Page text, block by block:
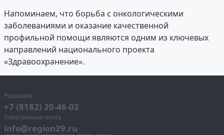
Напоминаем, что борьба с онкологическими
заболеваниями и оказание качественной
профильной помощи являются одним из ключевых
направлений национального проекта
«Здравоохранение».
Редакция
+7 (8182) 20-46-02
Электронная почта
info@region29.ru